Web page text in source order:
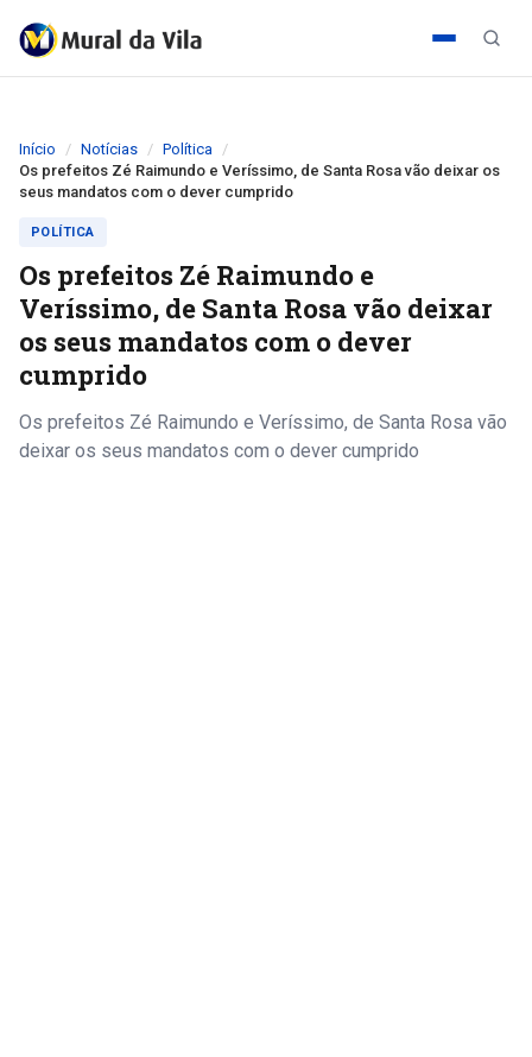
Início Notícias
Política
Os prefeitos Zé Raimundo e Veríssimo, de Santa Rosa vão deixar os
seus mandatos com o dever cumprido
POLÍTICA
Os prefeitos Zé Raimundo e
Veríssimo, de Santa Rosa vão deixar
os seus mandatos com o dever
cumprido
Os prefeitos Zé Raimundo e Veríssimo, de Santa Rosa vão
deixar os seus mandatos com o dever cumprido